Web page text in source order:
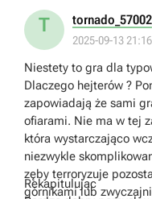
T tornado_57002
2025-09-13 21:16
Niestety to gra dla
Dlaczego hejterów ?
zapowiadają że sami
ofiarami. Nie ma w tej
która wystarczająco
niezwykle
zęby terroryzuje
górnikami lub
Rekapitulując